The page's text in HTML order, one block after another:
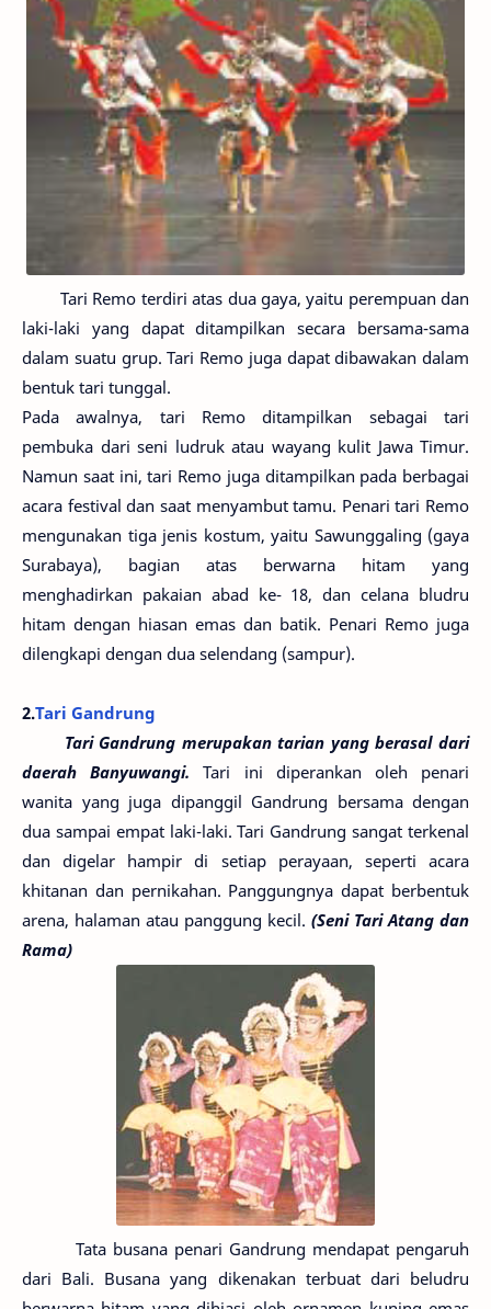
Tari Remo terdiri atas dua gaya, yaitu perempuan dan
laki-laki yang dapat ditampilkan secara bersama-sama
dalam suatu grup. Tari Remo juga dapat dibawakan dalam
bentuk tari tunggal.
Pada awalnya, tari Remo ditampilkan sebagai tari
pembuka dari seni ludruk atau wayang kulit Jawa Timur.
Namun saat ini, tari Remo juga ditampilkan pada berbagai
acara festival dan saat menyambut tamu. Penari tari Remo
mengunakan tiga jenis kostum, yaitu Sawunggaling (gaya
Surabaya), bagian atas berwarna hitam yang
menghadirkan pakaian abad ke- 18, dan celana bludru
hitam dengan hiasan emas dan batik. Penari Remo juga
dilengkapi dengan dua selendang (sampur).
2.Tari Gandrung
Tari Gandrung merupakan tarian yang berasal dari
daerah Banyuwangi. Tari ini diperankan oleh penari
wanita yang juga dipanggil Gandrung bersama dengan
dua sampai empat laki-laki. Tari Gandrung sangat terkenal
dan digelar hampir di setiap perayaan, seperti acara
khitanan dan pernikahan. Panggungnya dapat berbentuk
arena, halaman atau panggung kecil. (Seni Tari Atang dan
Rama)
Tata busana penari Gandrung mendapat pengaruh
dari Bali. Busana yang dikenakan terbuat dari beludru